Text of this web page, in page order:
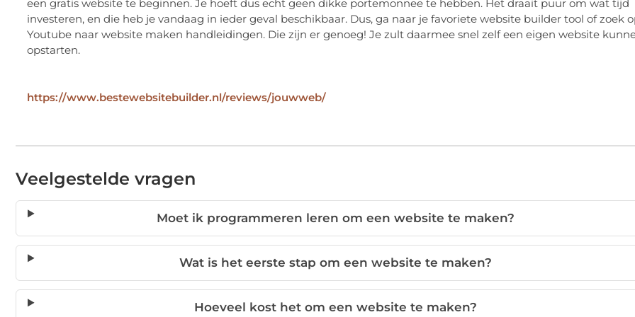
een gratis website te beginnen. Je hoeft dus echt geen dikke portemonnee te hebben. Het draait puur om wat tijd
investeren, en die heb je vandaag in ieder geval beschikbaar. Dus, ga naar je favoriete website builder tool of zoek
Youtube naar website maken handleidingen. Die zijn er genoeg! Je zult daarmee snel zelf een eigen website
opstarten.
https://www.bestewebsitebuilder.nl/reviews/jouwweb/
Veelgestelde vragen
Moet ik programmeren leren om een website te maken?
Wat is het eerste stap om een website te maken?
Hoeveel kost het om een website te maken?